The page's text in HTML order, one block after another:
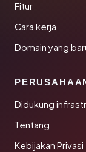
Fitur
Cara kerja
Domain yang
Didukung
Tentang
Kebijakan Privasi